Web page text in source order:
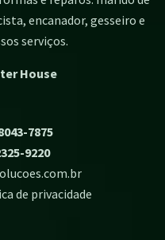
encanador, gesseiro e
serviços.
House
7875
9220
de privacidade